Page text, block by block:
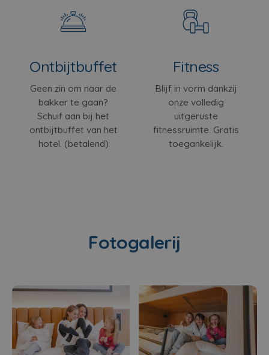
Ontbijtbuffet
Geen zin om naar de
bakker te gaan?
Schuif aan bij het
ontbijtbuffet van het
hotel. (betalend)
Fitness
Blijf in vorm dankzij
onze volledig
uitgeruste
fitnessruimte. Gratis
toegankelijk.
Fotogalerij